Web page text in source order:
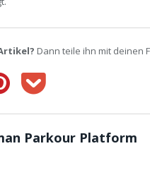
Dann teile ihn mit deinen
Parkour Platform